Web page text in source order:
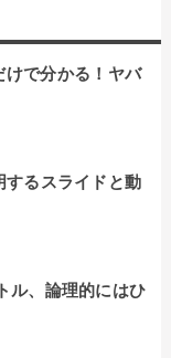
けで分かる！ヤバ
するスライドと動
ル、論理的にはひ